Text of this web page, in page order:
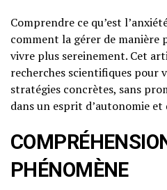
Comprendre ce qu’est
comment la gérer de manière
vivre plus sereinement. Cet
recherches scientifiques pour
stratégies concrètes, sans
dans un esprit d’autonomie
PHÉNOMÈNE